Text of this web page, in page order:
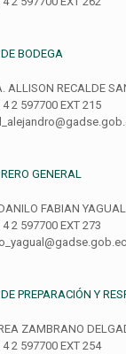
BODEGA
ALLISON RECALDE
2 597700 EXT 215
GENERAL
FABIAN
2 597700 EXT 273
PREPARACIÓN Y
ZAMBRANO
2 597700 EXT 254